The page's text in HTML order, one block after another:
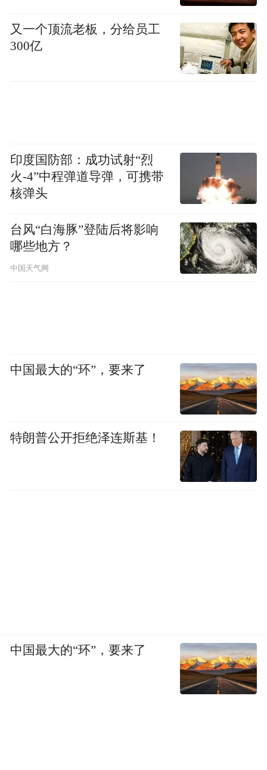
又一个顶流老板，分给员工
300亿
印度国防部：成功试射“烈
火-4”中程弹道导弹，可携带
核弹头
台风“白海豚”登陆后将影响
哪些地方？
中国天气网
中国最大的“环”，要来了
特朗普公开拒绝泽连斯基！
中国最大的“环”，要来了